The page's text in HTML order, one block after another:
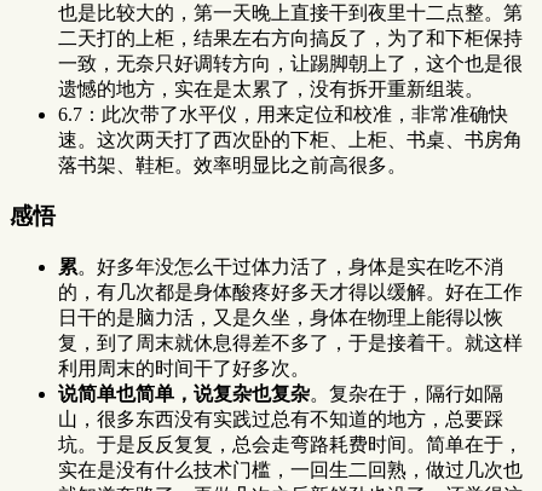
也是比较大的，第一天晚上直接干到夜里十二点整。第
二天打的上柜，结果左右方向搞反了，为了和下柜保持
一致，无奈只好调转方向，让踢脚朝上了，这个也是很
遗憾的地方，实在是太累了，没有拆开重新组装。
6.7：此次带了水平仪，用来定位和校准，非常准确快
速。这次两天打了西次卧的下柜、上柜、书桌、书房角
落书架、鞋柜。效率明显比之前高很多。
感悟
累。好多年没怎么干过体力活了，身体是实在吃不消
的，有几次都是身体酸疼好多天才得以缓解。好在工作
日干的是脑力活，又是久坐，身体在物理上能得以恢
复，到了周末就休息得差不多了，于是接着干。就这样
利用周末的时间干了好多次。
说简单也简单，说复杂也复杂。复杂在于，隔行如隔
山，很多东西没有实践过总有不知道的地方，总要踩
坑。于是反反复复，总会走弯路耗费时间。简单在于，
实在是没有什么技术门槛，一回生二回熟，做过几次也